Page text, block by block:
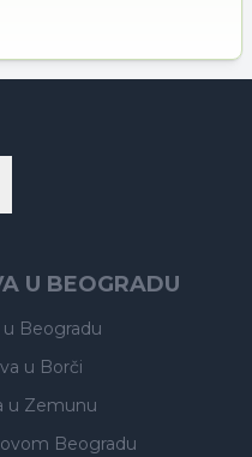
U BEOGRADU
u Beogradu
u Borči
u Zemunu
Beogradu